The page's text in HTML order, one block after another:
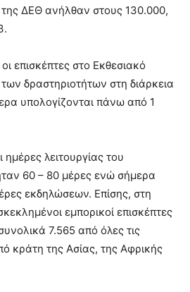
της ΔΕΘ ανήλθαν στους 130.000,
επισκέπτες στο Εκθεσιακό
δραστηριοτήτων στη διάρκεια
υπολογίζονται πάνω από 1
ημέρες λειτουργίας του
60 – 80 μέρες ενώ σήμερα
εκδηλώσεων. Επίσης, στη
εμπορικοί επισκέπτες
7.565 από όλες τις
κράτη της Ασίας, της Αφρικής